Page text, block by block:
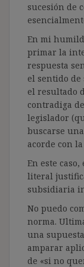
sucesión de
En mi
primar la
respuesta
el sentido de
el resultado
contradiga
legislador
buscarse
acorde con
En este
literal
subsidiaria
No puedo
norma.
una
amparar
de «si no